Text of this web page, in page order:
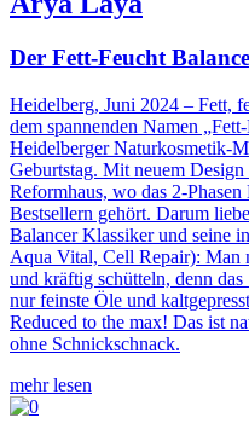
Der Fett-Feucht
Heidelberg, Juni 2024 – Fett,
dem spannenden Namen
Heidelberger Naturkosmetik-
Geburtstag. Mit neuem
Reformhaus, wo das 2-
Bestsellern gehört. Darum
Balancer Klassiker und seine
Aqua Vital, Cell Repair): Man
und kräftig schütteln, denn
nur feinste Öle und
Reduced to the max! Das ist
ohne Schnickschnack.
mehr lesen